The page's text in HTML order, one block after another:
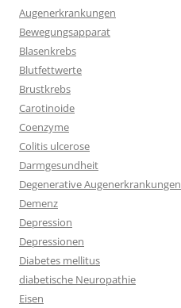
Augenerkrankungen
Bewegungsapparat
Blasenkrebs
Blutfettwerte
Brustkrebs
Carotinoide
Coenzyme
Colitis ulcerose
Darmgesundheit
Degenerative Augenerkrankungen
Demenz
Depression
Depressionen
Diabetes mellitus
diabetische Neuropathie
Eisen